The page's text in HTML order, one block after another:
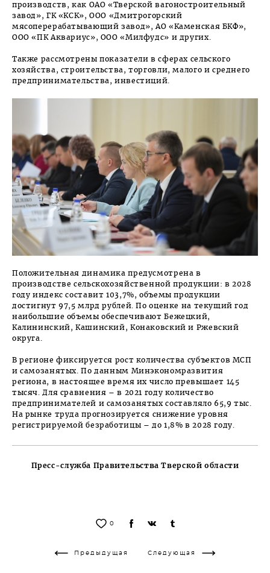
производств, как ОАО «Тверской вагоностроительный
завод», ГК «КСК», ООО «Дмитрогорский
мясоперерабатывающий завод», АО «Каменская БКФ»,
ООО «ПК Аквариус», ООО «Милфудс» и других.
Также рассмотрены показатели в сферах сельского
хозяйства, строительства, торговли, малого и среднего
предпринимательства, инвестиций.
Положительная динамика предусмотрена в
производстве сельскохозяйственной продукции: в 2028
году индекс составит 103,7%, объемы продукции
достигнут 97,5 млрд рублей. По оценке на текущий год
наибольшие объемы обеспечивают Бежецкий,
Калининский, Кашинский, Конаковский и Ржевский
округа.
В регионе фиксируется рост количества субъектов МСП
и самозанятых. По данным Минэкономразвития
региона, в настоящее время их число превышает 145
тысяч. Для сравнения – в 2021 году количество
предпринимателей и самозанятых составляло 65,9 тыс.
На рынке труда прогнозируется снижение уровня
регистрируемой безработицы – до 1,8% в 2028 году.
Пресс-служба Правительства Тверской области
0
Предыдущая Следующая